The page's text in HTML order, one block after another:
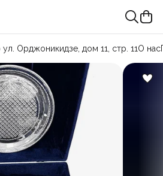
ул. Орджоникидзе, дом 11, стр. 11О нас